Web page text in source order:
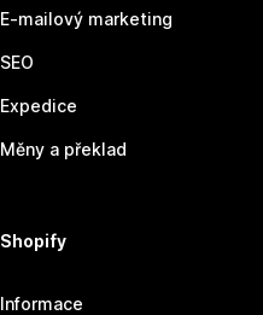
E-mailový marketing
SEO
Expedice
Měny a překlad
Shopify
Informace